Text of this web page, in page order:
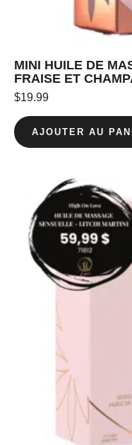
MINI HUILE DE
FRAISE ET
$19.99
AJOUTER AU